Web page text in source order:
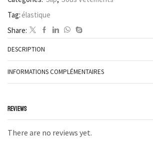
Tag: élastique
Share:
DESCRIPTION
INFORMATIONS COMPLÉMENTAIRES
REVIEWS
There are no reviews yet.